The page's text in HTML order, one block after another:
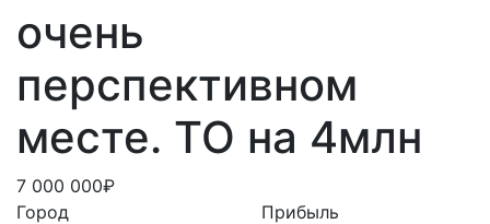
очень
перспективном
месте. ТО на 4млн
7 000 000₽
Город
Прибыль